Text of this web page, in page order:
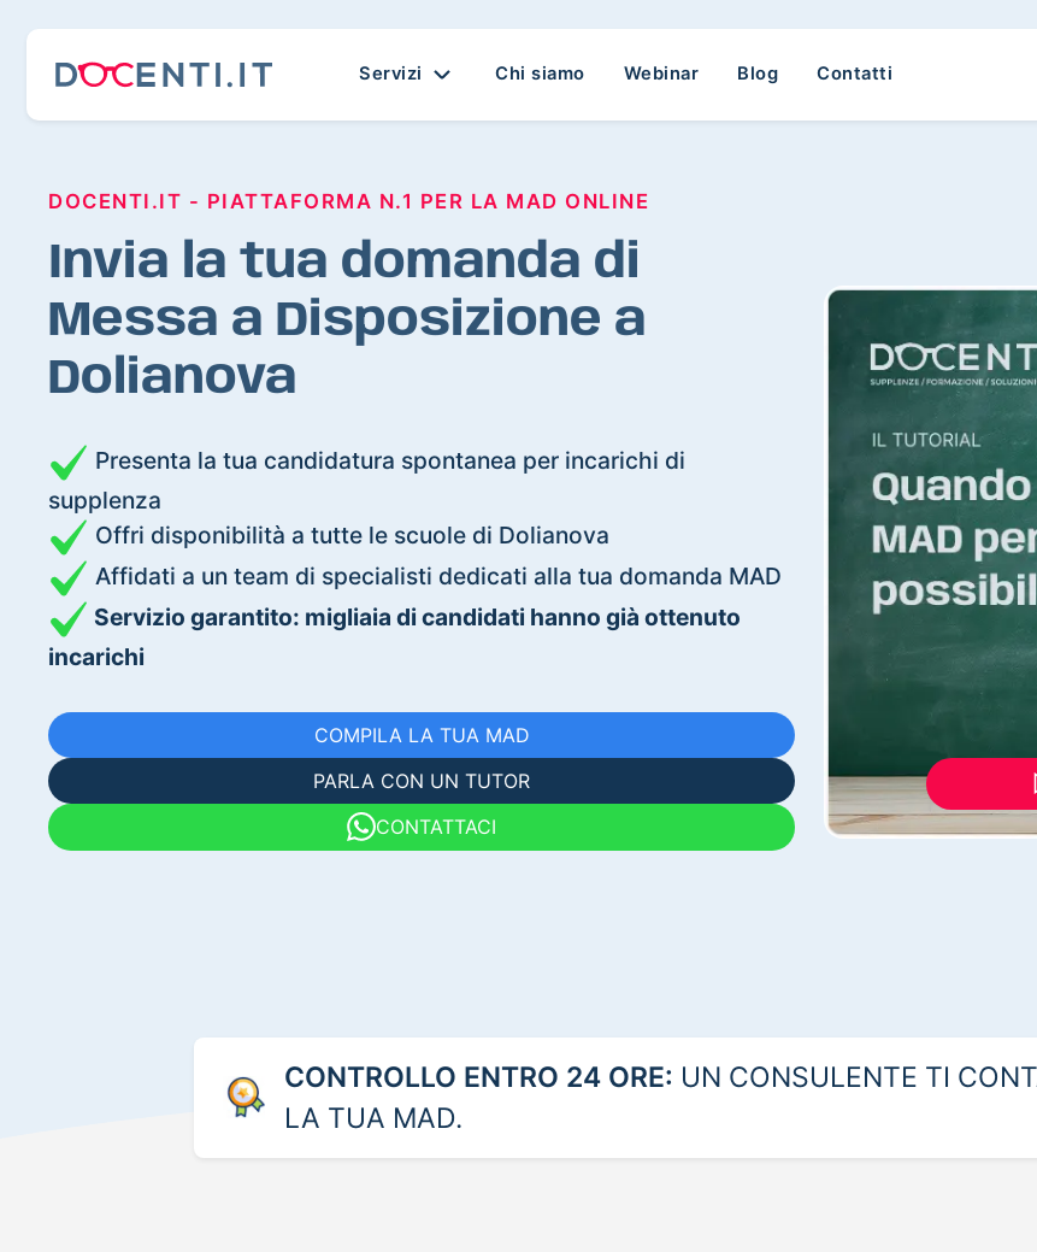
Servizi Chi siamo Webinar Blog Contatti
DOCENTI.IT - PIATTAFORMA N.1 PER LA MAD ONLINE
Invia la tua domanda di
Messa a Disposizione a
Dolianova
Presenta la tua candidatura spontanea per incarichi di
supplenza
Offri disponibilità a tutte le scuole di Dolianova
Affidati a un team di specialisti dedicati alla tua domanda MAD
Servizio garantito: migliaia di candidati hanno già ottenuto
incarichi
COMPILA LA TUA MAD
PARLA CON UN TUTOR
CONTATTACI
CONTROLLO ENTRO 24 ORE: UN CONSULENTE TI
LA TUA MAD.